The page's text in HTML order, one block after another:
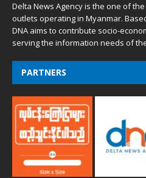
Delta News Agency is the one of
outlets operating in Myanmar.
DNA aims to contribute socio-
serving the information needs of
PARTNERS